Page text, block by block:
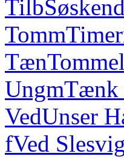
Tilb
Tomm
Tæn
UngmTænk
VedUnser
fVed